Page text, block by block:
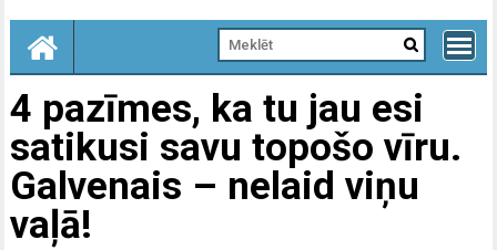
4 pazīmes, ka tu jau esi
satikusi savu topošo vīru.
Galvenais – nelaid viņu
vaļā!